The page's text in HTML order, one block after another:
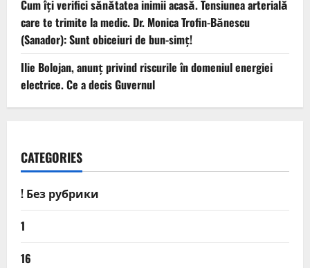
Cum îți verifici sănătatea inimii acasă. Tensiunea arterială
care te trimite la medic. Dr. Monica Trofin-Bănescu
(Sanador): Sunt obiceiuri de bun-simț!
Ilie Bolojan, anunț privind riscurile în domeniul energiei
electrice. Ce a decis Guvernul
CATEGORIES
! Без рубрики
1
16